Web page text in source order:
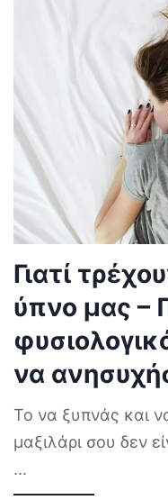
Γιατί
ύπνο μας –
να
Το να ξυπνάς και
μαξιλάρι σου δεν
...